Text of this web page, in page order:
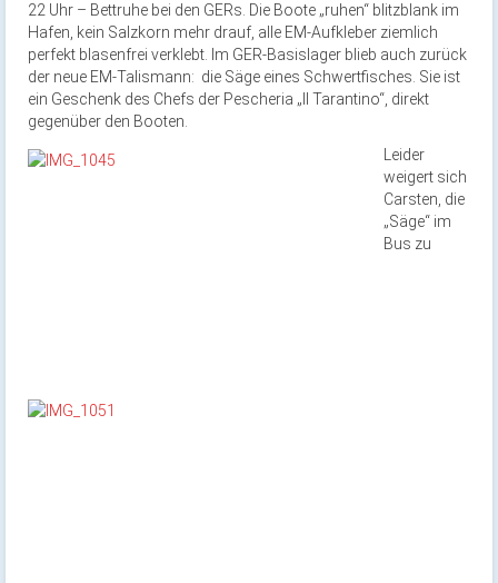
22 Uhr – Bettruhe bei den GERs. Die Boote „ruhen“ blitzblank im
Hafen, kein Salzkorn mehr drauf, alle EM-Aufkleber ziemlich
perfekt blasenfrei verklebt. Im GER-Basislager blieb auch zurück
der neue EM-Talismann: die Säge eines Schwertfisches. Sie ist
ein Geschenk des Chefs der Pescheria „Il Tarantino“, direkt
gegenüber den Booten.
Leider
weigert sich
Carsten, die
„Säge“ im
Bus zu